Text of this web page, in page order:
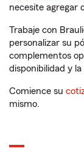
necesite agregar
Trabaje con
personalizar su
complementos
disponibilidad y
Comience su
mismo.